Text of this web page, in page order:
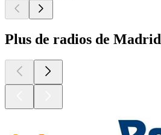
Plus de radios de Madrid